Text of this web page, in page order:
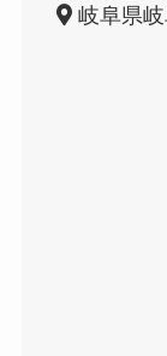
岐阜県岐